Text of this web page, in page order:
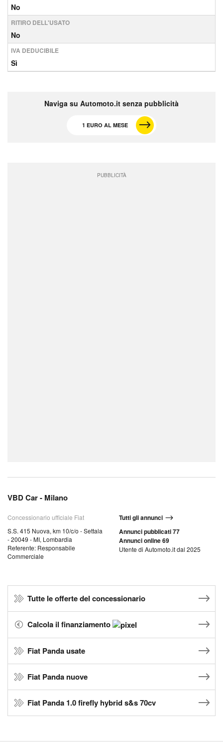
No
RITIRO DELL'USATO
No
IVA DEDUCIBILE
Sì
Naviga su Automoto.it senza pubblicità
1 EURO AL MESE
PUBBLICITÀ
VBD Car - Milano
Concessionario ufficiale Fiat
S.S. 415 Nuova, km 10/c/o - Settala
- 20049 - MI, Lombardia
Referente: Responsabile
Commerciale
Tutti gli annunci
Annunci pubblicati 77
Annunci online 69
Utente di Automoto.it dal 2025
Tutte le offerte del concessionario
Calcola il finanziamento
Fiat Panda usate
Fiat Panda nuove
Fiat Panda 1.0 firefly hybrid s&s 70cv